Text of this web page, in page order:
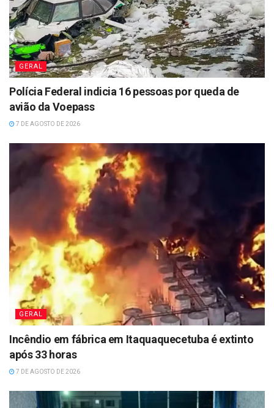
GERAL
Polícia Federal indicia 16 pessoas por queda de
avião da Voepass
7 DE AGOSTO DE 2026
GERAL
Incêndio em fábrica em Itaquaquecetuba é extinto
após 33 horas
7 DE AGOSTO DE 2026